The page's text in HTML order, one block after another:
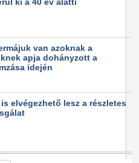
van azoknak a
apja dohányzott a
idején
elvégezhető lesz a részletes